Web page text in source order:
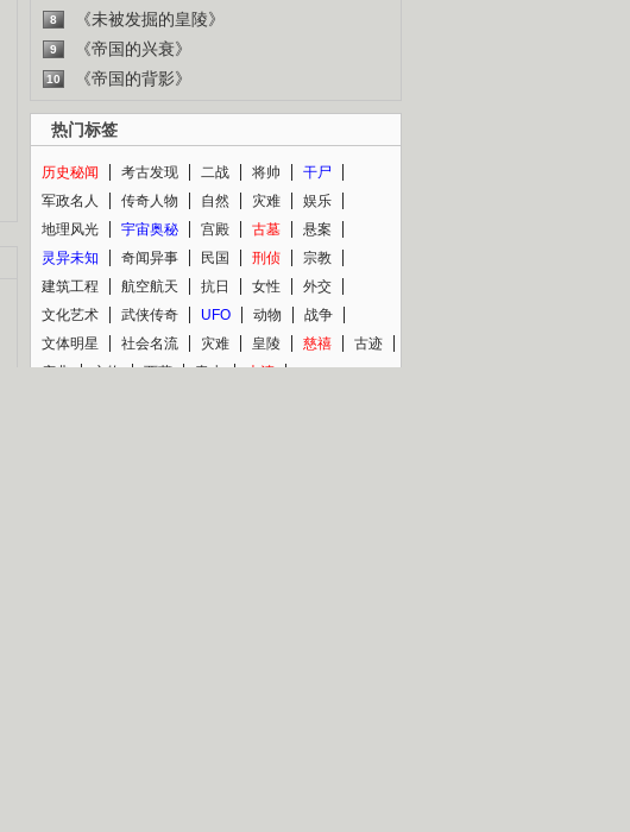
8 《未被发掘的皇陵》
9 《帝国的兴衰》
10 《帝国的背影》
热门标签
历史秘闻 考古发现 二战 将帅
干尸
军政名人
传奇人物 自然 灾难
娱乐
地理风光
宇宙奥秘 宫殿 古墓
悬案
灵异未知
奇闻异事 民国 刑侦
宗教
建筑工程
航空航天 抗日 女性
外交
文化艺术
武侠传奇 UFO 动物
战争
文体明星
社会名流 灾难 皇陵 慈禧
古迹
庆典
文物 西藏 青少 大清